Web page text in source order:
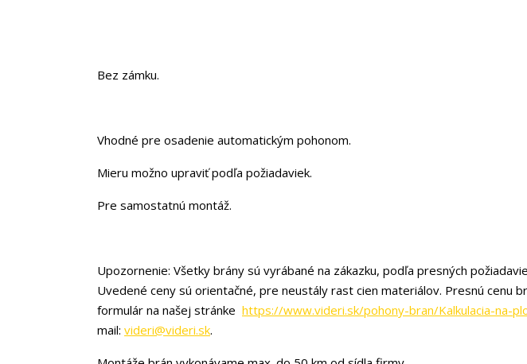
Bez zámku.
Vhodné pre osadenie automatickým pohonom.
Mieru možno upraviť podľa požiadaviek.
Pre samostatnú montáž.
Upozornenie: Všetky brány sú vyrábané na zákazku, podľa presných
Uvedené ceny sú orientačné, pre neustály rast cien materiálov. Presnú cenu
formulár na našej stránke https://www.videri.sk/pohony-bran/Kalkulacia-na-
mail: videri@videri.sk.